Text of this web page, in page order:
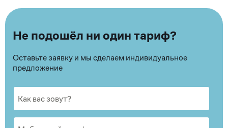
Не подошёл ни один тариф?
Оставьте заявку и мы сделаем индивидуальное
предложение